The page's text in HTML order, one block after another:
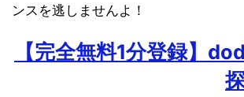
ンスを逃しませんよ！
【完全無料1分登録】